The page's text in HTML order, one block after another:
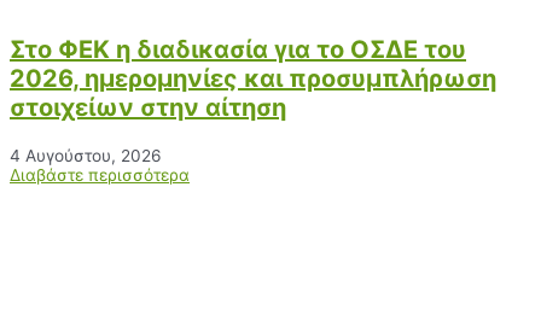
Στο ΦΕΚ η διαδικασία για το ΟΣΔΕ του
2026, ημερομηνίες και προσυμπλήρωση
στοιχείων στην αίτηση
4 Αυγούστου, 2026
Διαβάστε περισσότερα